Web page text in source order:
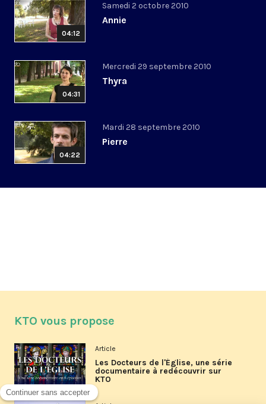
04:12
Samedi 2 octobre 2010
Annie
04:31
Mercredi 29 septembre 2010
Thyra
04:22
Mardi 28 septembre 2010
Pierre
KTO vous propose
Article
Les Docteurs de l'Église, une série
documentaire à redécouvrir sur
KTO